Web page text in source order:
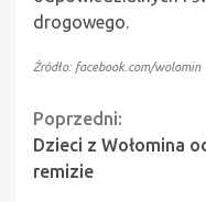
drogowego.
Źródło: facebook.com/wolomin
Continue
Reading
Poprzedni:
Dzieci z Wołomina
remizie